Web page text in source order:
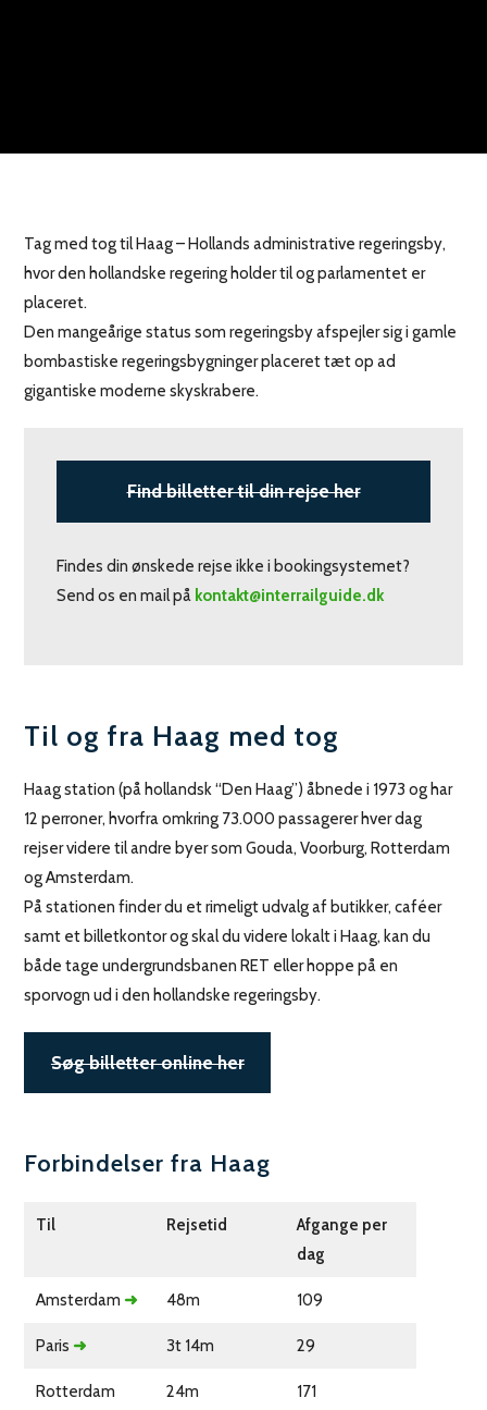
Tag med tog til Haag – Hollands administrative regeringsby,
hvor den hollandske regering holder til og parlamentet er
placeret.
Den mangeårige status som regeringsby afspejler sig i gamle
bombastiske regeringsbygninger placeret tæt op ad
gigantiske moderne skyskrabere.
Find billetter til din rejse her
Findes din ønskede rejse ikke i bookingsystemet?
Send os en mail på kontakt@interrailguide.dk
Til og fra Haag med tog
Haag station (på hollandsk “Den Haag”) åbnede i 1973 og har
12 perroner, hvorfra omkring 73.000 passagerer hver dag
rejser videre til andre byer som Gouda, Voorburg, Rotterdam
og Amsterdam.
På stationen finder du et rimeligt udvalg af butikker, caféer
samt et billetkontor og skal du videre lokalt i Haag, kan du
både tage undergrundsbanen RET eller hoppe på en
sporvogn ud i den hollandske regeringsby.
Søg billetter online her
Forbindelser fra Haag
Til Rejsetid
Afgange per
dag
Amsterdam ➜ 48m 109
Paris ➜ 3t 14m 29
Rotterdam 24m 171